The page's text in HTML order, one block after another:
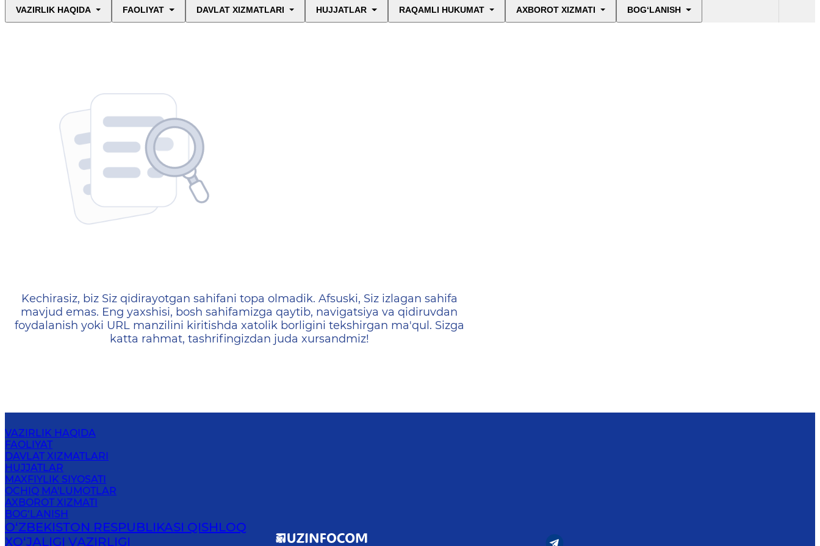
VAZIRLIK HAQIDA FAOLIYAT DAVLAT XIZMATLARI HUJJATLAR RAQAMLI HUKUMAT AXBOROT XIZMATI BOG‘LANISH
404 — Страница не найдена
Kechirasiz, biz Siz qidirayotgan sahifani topa olmadik. Afsuski, Siz izlagan sahifa
mavjud emas. Eng yaxshisi, bosh sahifamizga qaytib, navigatsiya va qidiruvdan
foydalanish yoki URL manzilini kiritishda xatolik borligini tekshirgan ma'qul. Sizga
katta rahmat, tashrifingizdan juda xursandmiz!
VAZIRLIK HAQIDA
FAOLIYAT
DAVLAT XIZMATLARI
HUJJATLAR
MAXFIYLIK SIYOSATI
OCHIQ MA'LUMOTLAR
AXBOROT XIZMATI
BOG‘LANISH
O‘ZBEKISTON RESPUBLIKASI QISHLOQ
ХO‘JАLIGI VАZIRLIGI